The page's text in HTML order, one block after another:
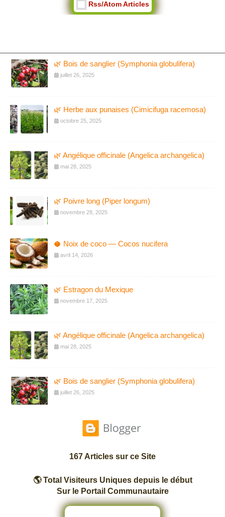
Rss/Atom Articles
🌿 Bois de sanglier (Symphonia globulifera)
juillet 26, 2025
🌿 Herbe aux punaises (Cimicifuga racemosa)
octobre 25, 2025
🌿 Angélique officinale (Angelica archangelica)
mai 28, 2025
🌿 Poivre long (Piper longum)
novembre 28, 2025
🥥 Noix de coco — Cocos nucifera
avril 14, 2026
🌿 Estragon du Mexique
novembre 17, 2025
🌿 Angélique officinale (Angelica archangelica)
mai 28, 2025
🌿 Bois de sanglier (Symphonia globulifera)
juillet 26, 2025
167 Articles sur ce Site
🌎 Total Visiteurs Uniques depuis le début
Sur le Portail Communautaire